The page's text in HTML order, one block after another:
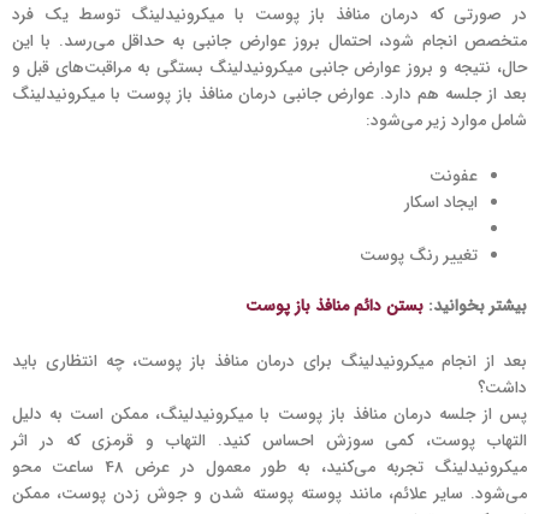
در صورتی که درمان منافذ باز پوست با میکرونیدلینگ توسط یک فرد
متخصص انجام شود، احتمال بروز عوارض جانبی به حداقل می‌رسد. با این
حال، نتیجه و بروز عوارض جانبی میکرونیدلینگ بستگی به مراقبت‌های قبل و
بعد از جلسه هم دارد. عوارض جانبی درمان منافذ باز پوست با میکرونیدلینگ
شامل موارد زیر می‌شود:
عفونت
ایجاد اسکار
تغییر رنگ پوست
بیشتر بخوانید: بستن دائم منافذ باز پوست
بعد از انجام میکرونیدلینگ برای درمان منافذ باز پوست، چه انتظاری باید
داشت؟
پس از جلسه درمان منافذ باز پوست با میکرونیدلینگ، ممکن است به دلیل
التهاب پوست، کمی سوزش احساس کنید. التهاب و قرمزی که در اثر
میکرونیدلینگ تجربه می‌کنید، به طور معمول در عرض 48 ساعت محو
می‌شود. سایر علائم، مانند پوسته پوسته شدن و جوش زدن پوست، ممکن